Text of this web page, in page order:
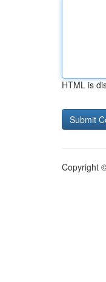
HTML is
Copyright